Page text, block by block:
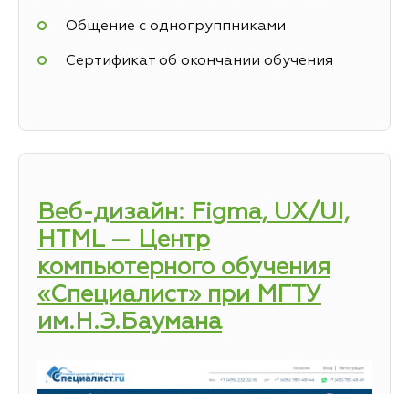
Общение с одногруппниками
Сертификат об окончании обучения
Веб-дизайн: Figma, UX/UI,
HTML — Центр
компьютерного обучения
«Специалист» при МГТУ
им.Н.Э.Баумана